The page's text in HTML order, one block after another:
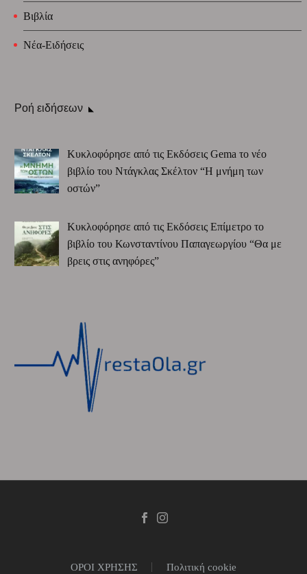
Βιβλία
Νέα-Ειδήσεις
Ροή ειδήσεων
Κυκλοφόρησε από τις Εκδόσεις Gema το νέο
βιβλίο του Ντάγκλας Σκέλτον “Η μνήμη των
οστών”
Κυκλοφόρησε από τις Εκδόσεις Επίμετρο το
βιβλίο του Κωνσταντίνου Παπαγεωργίου “Θα με
βρεις στις ανηφόρες”
ΟΡΟΙ ΧΡΗΣΗΣ Πολιτική cookie